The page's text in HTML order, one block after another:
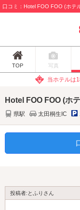
口コミ：Hotel FOO FOO (ホテ
TOP 写真
当ホテルは
Hotel FOO FOO (ホ
県駅 太田桐生IC
投稿者:とふりさん